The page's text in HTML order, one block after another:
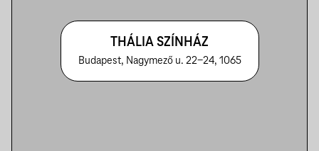
THÁLIA SZÍNHÁZ
Budapest, Nagymező u. 22-24, 1065